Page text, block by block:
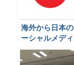
海外から日本
ーシャルメデ
はどう見られ
るか